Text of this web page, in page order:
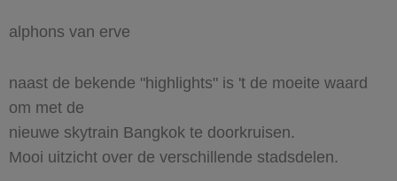
alphons van erve
naast de bekende "highlights" is 't de moeite waard
om met de
nieuwe skytrain Bangkok te doorkruisen.
Mooi uitzicht over de verschillende stadsdelen.